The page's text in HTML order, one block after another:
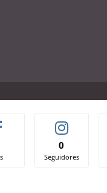
0
Seguidores